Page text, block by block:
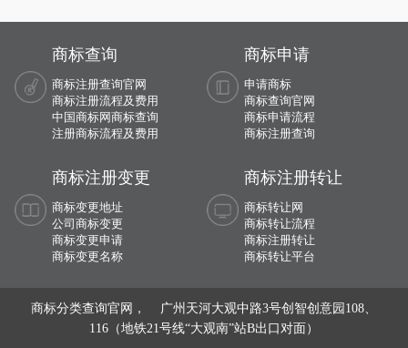
商标查询
商标注册查询官网
商标注册流程及费用
中国商标网商标查询
注册商标流程及费用
商标申请
申请商标
商标查询官网
商标申请流程
商标注册查询
商标注册变更
商标变更地址
公司商标变更
商标变更申请
商标变更名称
商标注册转让
商标转让网
商标转让流程
商标注册转让
商标转让平台
商标分类查询官网， 广州天河大观中路3号创智创意园108、
116（地铁21号线“大观南”站B出口对面）